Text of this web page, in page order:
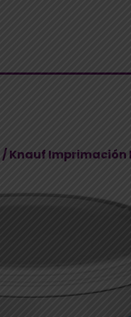
/ Knauf Imprimación